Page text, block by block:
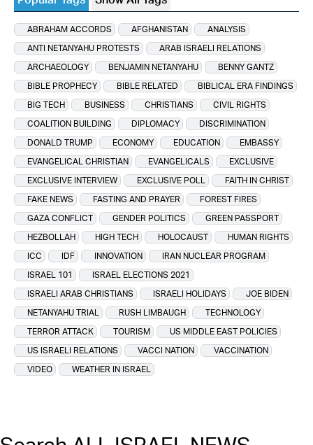
ABRAHAM ACCORDS AFGHANISTAN
ANALYSIS
ANTI NETANYAHU PROTESTS
ARAB ISRAELI RELATIONS
ARCHAEOLOGY
BENJAMIN NETANYAHU
BENNY GANTZ
BIBLE PROPHECY
BIBLE RELATED
BIBLICAL ERA FINDINGS
BIG TECH
BUSINESS CHRISTIANS
CIVIL RIGHTS
COALITION BUILDING
DIPLOMACY
DISCRIMINATION
DONALD TRUMP
ECONOMY EDUCATION
EMBASSY
EVANGELICAL CHRISTIAN
EVANGELICALS
EXCLUSIVE
EXCLUSIVE INTERVIEW
EXCLUSIVE POLL
FAITH IN CHRIST
FAKE NEWS
FASTING AND PRAYER
FOREST FIRES
GAZA CONFLICT
GENDER POLITICS
GREEN PASSPORT
HEZBOLLAH
HIGH TECH HOLOCAUST
HUMAN RIGHTS
ICC
IDF INNOVATION
IRAN NUCLEAR PROGRAM
ISRAEL 101
ISRAEL ELECTIONS 2021
ISRAELI ARAB CHRISTIANS
ISRAELI HOLIDAYS
JOE BIDEN
NETANYAHU TRIAL
RUSH LIMBAUGH
TECHNOLOGY
TERROR ATTACK
TOURISM
US MIDDLE EAST POLICIES
US ISRAELI RELATIONS
VACCI NATION
VACCINATION
VIDEO
WEATHER IN ISRAEL